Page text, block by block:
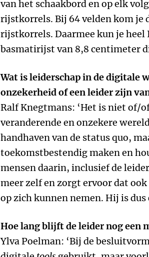
van het schaakbord en op elk
rijstkorrels. Bij 64 velden kom je
rijstkorrels. Daarmee kun je heel
basmatirijst van 8,8 centimeter
Wat is leiderschap in de digitale
onzekerheid of een leider zijn
Ralf Knegtmans: ‘Het is niet of/
veranderende en onzekere
handhaven van de status quo,
toekomstbestendig maken en
mensen daarin, inclusief de
meer zelf en zorgt ervoor dat
op zich kunnen nemen. Hij is dus
Hoe lang blijft de leider nog een
Ylva Poelman: ‘Bij de